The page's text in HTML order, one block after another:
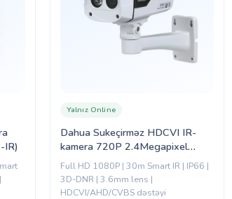
IR)
Dahua Sukeçirməz HDCVI IR-
kamera 720P 2.4Megapixel
(DH-HAC-HFW2220BP-B)
Yalnız Online
Full HD 1080P | 30m Smart IR | IP66 |
3D-DNR | 3.6mm lens |
HDCVI/AHD/CVBS dəstəyi